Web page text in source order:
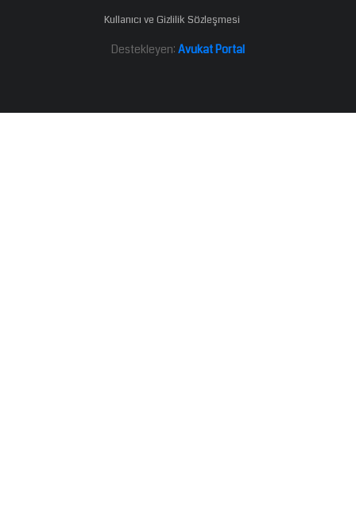
Kullanıcı ve Gizlilik Sözleşmesi
Destekleyen: Avukat Portal